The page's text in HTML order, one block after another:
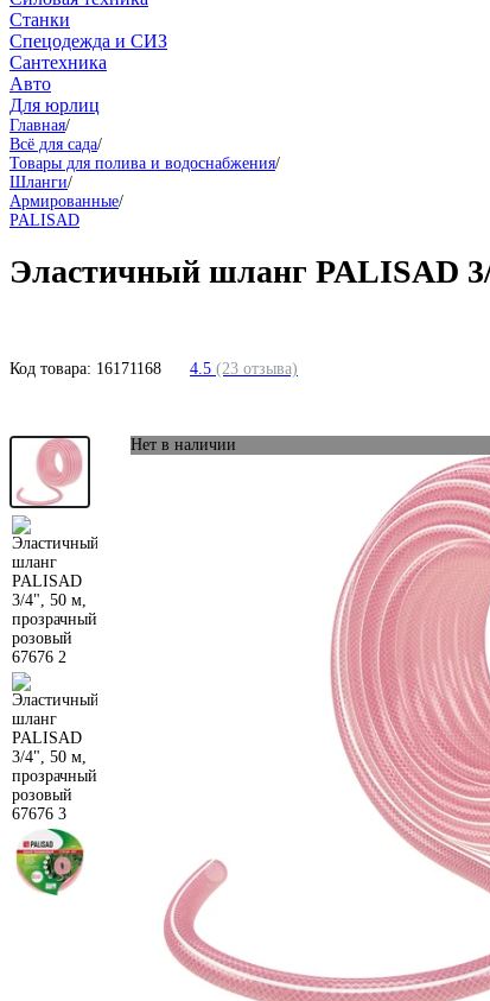
Станки
Спецодежда и СИЗ
Сантехника
Авто
Для юрлиц
Главная/
Всё для сада/
Товары для полива и водоснабжения/
Шланги/
Армированные/
PALISAD
Эластичный шланг PALISAD
Код товара: 16171168 4.5 (23 отзыва)
Нет в наличии